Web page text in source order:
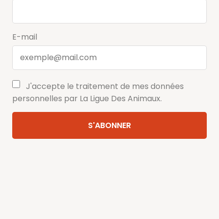
E-mail
J'accepte le traitement de mes données
personnelles par La Ligue Des Animaux.